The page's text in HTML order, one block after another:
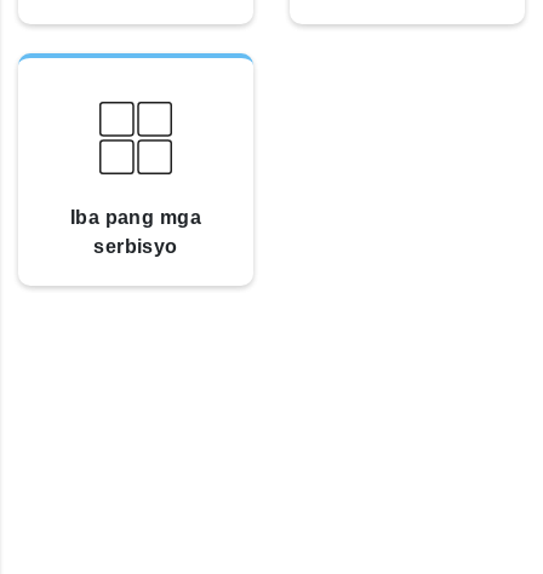
Iba pang mga
serbisyo